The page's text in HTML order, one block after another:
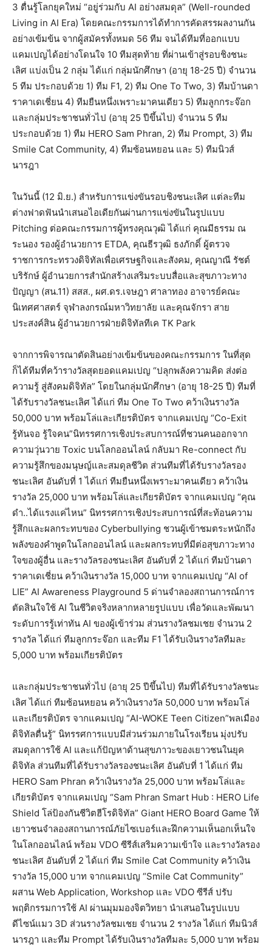
3 ตื่นรู้โลกยุคใหม่ “อยู่ร่วมกับ AI อย่างสมดุล” (Well-rounded
Living in AI Era) โดยคณะกรรมการได้ทำการคัดสรรผลงานกัน
อย่างเข้มข้น จากผู้สมัครทั้งหมด 56 ทีม จนได้ทีมที่ออกแบบ
แคมเปญได้อย่างโดนใจ 10 ทีมสุดท้าย ที่ผ่านเข้าสู่รอบชิงชนะ
เลิศ แบ่งเป็น 2 กลุ่ม ได้แก่ กลุ่มนักศึกษา (อายุ 18-25 ปี) จำนวน
5 ทีม ประกอบด้วย 1) ทีม F1, 2) ทีม One To Two, 3) ทีมบ้านดา
ราคาเดเชี่ยน 4) ทีมยืนหนึ่งเพราะมาคนเดียว 5) ทีมลูกกระจ๊อก
และกลุ่มประชาชนทั่วไป (อายุ 25 ปีขึ้นไป) จำนวน 5 ทีม
ประกอบด้วย 1) ทีม HERO Sam Phran, 2) ทีม Prompt, 3) ทีม
Smile Cat Community, 4) ทีมซ้อนหยอน และ 5) ทีมนิวส์
นารฎา
ในวันนี้ (12 มิ.ย.) สำหรับการแข่งขันรอบชิงชนะเลิศ แต่ละทีม
ต่างฟาดฟันนำเสนอไอเดียกันผ่านการแข่งขันในรูปแบบ
Pitching ต่อคณะกรรมการผู้ทรงคุณวุฒิ ได้แก่ คุณมีธรรม ณ
ระนอง รองผู้อำนวยการ ETDA, คุณธีรวุฒิ ธงภักดิ์ ผู้ตรวจ
ราชการกระทรวงดิจิทัลเพื่อเศรษฐกิจและสังคม, คุณญาณี รัชต์
บริรักษ์ ผู้อำนวยการสำนักสร้างเสริมระบบสื่อและสุขภาวะทาง
ปัญญา (สน.11) สสส., ผศ.ดร.เจษฎา ศาลาทอง อาจารย์คณะ
นิเทศศาสตร์ จุฬาลงกรณ์มหาวิทยาลัย และคุณจักรา สาย
ประสงค์สิน ผู้อำนวยการฝ่ายดิจิทัลทีเค TK Park
จากการพิจารณาตัดสินอย่างเข้มข้นของคณะกรรมการ ในที่สุด
ก็ได้ทีมที่คว้ารางวัลสุดยอดแคมเปญ “ปลุกพลังความคิด ส่งต่อ
ความรู้ สู่สังคมดิจิทัล” โดยในกลุ่มนักศึกษา (อายุ 18-25 ปี) ทีมที่
ได้รับรางวัลชนะเลิศ ได้แก่ ทีม One To Two คว้าเงินรางวัล
50,000 บาท พร้อมโล่และเกียรติบัตร จากแคมเปญ “Co-Exit
รู้ทันจอ รู้ใจคน”นิทรรศการเชิงประสบการณ์ที่ชวนคนออกจาก
ความวุ่นวาย Toxic บนโลกออนไลน์ กลับมา Re-connect กับ
ความรู้สึกของมนุษญ์และสมดุลชีวิต ส่วนทีมที่ได้รับรางวัลรอง
ชนะเลิศ อันดับที่ 1 ได้แก่ ทีมยืนหนึ่งเพราะมาคนเดียว คว้าเงิน
รางวัล 25,000 บาท พร้อมโล่และเกียรติบัตร จากแคมเปญ “คุณ
ดำ..ได้แรงแค่ไหน” นิทรรศการเชิงประสบการณ์ที่สะท้อนความ
รู้สึกและผลกระทบของ Cyberbullying ชวนผู้เข้าชมตระหนักถึง
พลังของคำพูดในโลกออนไลน์ และผลกระทบที่มีต่อสุขภาวะทาง
ใจของผู้อื่น และรางวัลรองชนะเลิศ อันดับที่ 2 ได้แก่ ทีมบ้านดา
ราคาเดเชี่ยน คว้าเงินรางวัล 15,000 บาท จากแคมเปญ “AI of
LIE” AI Awareness Playground 5 ด่านจำลองสถานการณ์การ
ตัดสินใจใช้ AI ในชีวิตจริงหลากหลายรูปแบบ เพื่อวัดและพัฒนา
ระดับการรู้เท่าทัน AI ของผู้เข้าร่วม ส่วนรางวัลชมเชย จำนวน 2
รางวัล ได้แก่ ทีมลูกกระจ๊อก และทีม F1 ได้รับเงินรางวัลทีมละ
5,000 บาท พร้อมเกียรติบัตร
และกลุ่มประชาชนทั่วไป (อายุ 25 ปีขึ้นไป) ทีมที่ได้รับรางวัลชนะ
เลิศ ได้แก่ ทีมซ้อนหยอน คว้าเงินรางวัล 50,000 บาท พร้อมโล่
และเกียรติบัตร จากแคมเปญ “AI-WOKE Teen Citizen”พลเมือง
ดิจิทัลตื่นรู้” นิทรรศการแบบมีส่วนร่วมภายในโรงเรียน มุ่งปรับ
สมดุลการใช้ AI และแก้ปัญหาด้านสุขภาวะของเยาวชนในยุค
ดิจิทัล ส่วนทีมที่ได้รับรางวัลรองชนะเลิศ อันดับที่ 1 ได้แก่ ทีม
HERO Sam Phran คว้าเงินรางวัล 25,000 บาท พร้อมโล่และ
เกียรติบัตร จากแคมเปญ “Sam Phran Smart Hub : HERO Life
Shield โล่ป้องกันชีวิตฮีโรดิจิทัล” Giant HERO Board Game ให้
เยาวชนจำลองสถานการณ์ภัยไซเบอร์และฝึกความเห็นอกเห็นใจ
ในโลกออนไลน์ พร้อม VDO ซีรีส์เสริมความเข้าใจ และรางวัลรอง
ชนะเลิศ อันดับที่ 2 ได้แก่ ทีม Smile Cat Community คว้าเงิน
รางวัล 15,000 บาท จากแคมเปญ “Smile Cat Community”
ผสาน Web Application, Workshop และ VDO ซีรีส์ ปรับ
พฤติกรรมการใช้ AI ผ่านมุมมองจิตวิทยา นำเสนอในรูปแบบ
ดีไซน์แมว 3D ส่วนรางวัลชมเชย จำนวน 2 รางวัล ได้แก่ ทีมนิวส์
นารฎา และทีม Prompt ได้รับเงินรางวัลทีมละ 5,000 บาท พร้อม